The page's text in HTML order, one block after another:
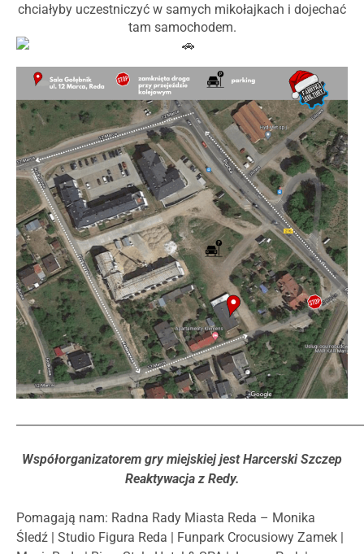
chciałyby uczestniczyć w samych mikołajkach i dojechać
tam samochodem.
Współorganizatorem gry miejskiej jest Harcerski Szczep
Reaktywacja z Redy.
Pomagają nam: Radna Rady Miasta Reda – Monika
Śledź | Studio Figura Reda | Funpark Crocusiowy Zamek |